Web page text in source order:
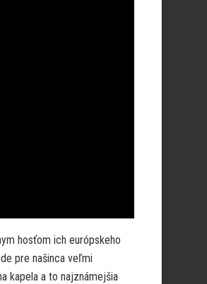
hosťom ich európskeho
pre našinca veľmi
kapela a to najznámejšia